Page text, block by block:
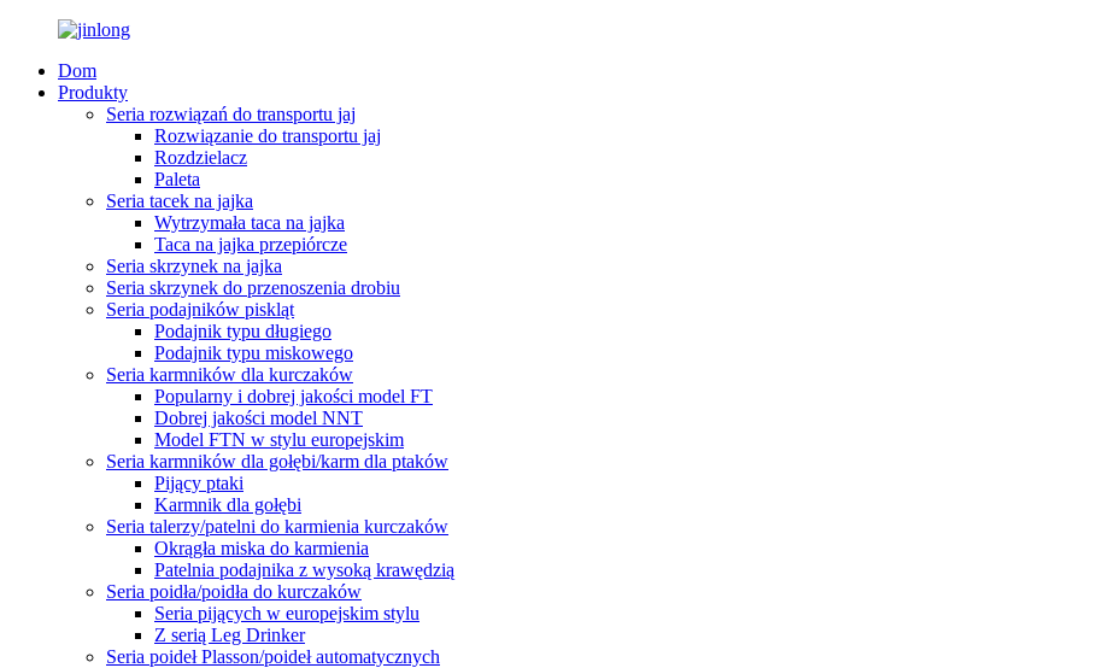
Dom
Produkty
Seria rozwiązań do transportu jaj
Rozwiązanie do transportu jaj
Rozdzielacz
Paleta
Seria tacek na jajka
Wytrzymała taca na jajka
Taca na jajka przepiórcze
Seria skrzynek na jajka
Seria skrzynek do przenoszenia drobiu
Seria podajników piskląt
Podajnik typu długiego
Podajnik typu miskowego
Seria karmników dla kurczaków
Popularny i dobrej jakości model FT
Dobrej jakości model NNT
Model FTN w stylu europejskim
Seria karmników dla gołębi/karm dla ptaków
Pijący ptaki
Karmnik dla gołębi
Seria talerzy/patelni do karmienia kurczaków
Okrągła miska do karmienia
Patelnia podajnika z wysoką krawędzią
Seria poidła/poidła do kurczaków
Seria pijących w europejskim stylu
Z serią Leg Drinker
Seria poideł Plasson/poideł automatycznych